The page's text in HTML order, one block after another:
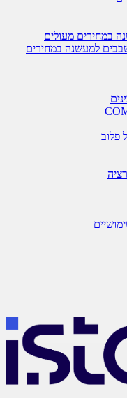
במחירים מעולים
למעשנה במחירים
פלוב